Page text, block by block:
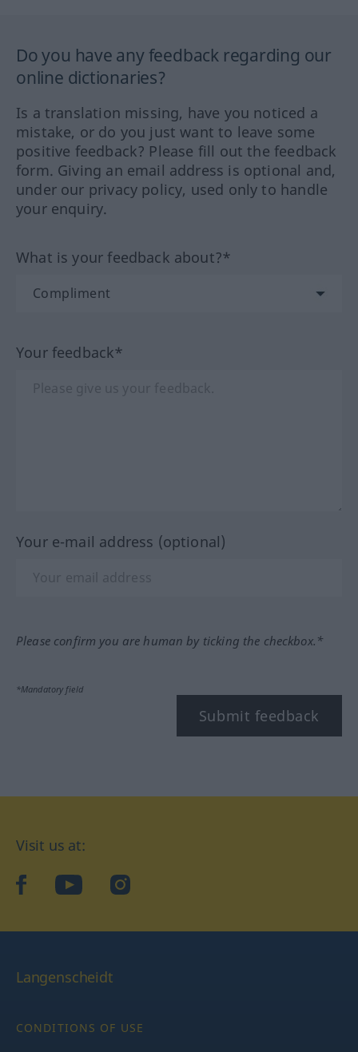
Do you have any feedback regarding our
online dictionaries?
Is a translation missing, have you noticed a
mistake, or do you just want to leave some
positive feedback? Please fill out the feedback
form. Giving an email address is optional and,
under our privacy policy, used only to handle
your enquiry.
What is your feedback about?*
Your feedback*
Your e-mail address (optional)
Please confirm you are human by ticking the checkbox.*
*Mandatory field
Submit feedback
Visit us at:
facebookYouTubeInstagram
Langenscheidt
CONDITIONS OF USE